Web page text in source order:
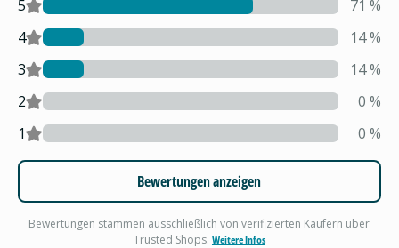
5 71 %
4
14%
3
14%
2
0 %
1
0 %
Bewertungen anzeigen
Bewertungen stammen ausschließlich von verifizierten Käufern über
Trusted Shops. Weitere Infos